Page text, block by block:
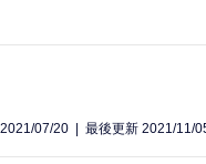
07/20 最後更新 2021/11/